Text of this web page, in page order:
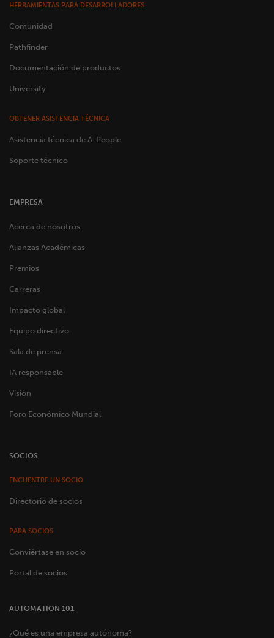
HERRAMIENTAS PARA DESARROLLADORES
Comunidad
Pathfinder
Documentación de productos
University
OBTENER ASISTENCIA TÉCNICA
Asistencia técnica de A-People
Soporte técnico
EMPRESA
Acerca de nosotros
Alianzas Académicas
Premios
Carreras
Impacto global
Equipo directivo
Sala de prensa
IA responsable
Visión
Foro Económico Mundial
SOCIOS
ENCUENTRE UN SOCIO
Directorio de socios
PARA SOCIOS
Conviértase en socio
Portal de socios
AUTOMATION 101
¿Qué es una empresa autónoma?